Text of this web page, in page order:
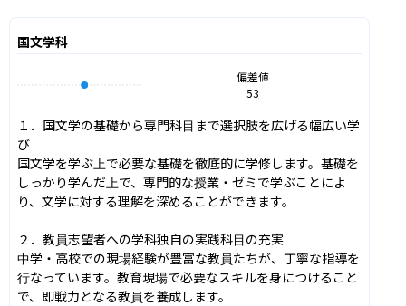
国文学科
偏差値
53
１．国文学の基礎から専門科目まで選択肢を広げる幅広い学
び
国文学を学ぶ上で必要な基礎を徹底的に学修します。基礎を
しっかり学んだ上で、専門的な授業・ゼミで学ぶことによ
り、文学に対する理解を深めることができます。
２．教員志望者への学科独自の実践科目の充実
中学・高校での現場経験が豊富な教員たちが、丁寧な指導を
行なっています。教育現場で必要なスキルを身につけること
で、即戦力となる教員を養成します。